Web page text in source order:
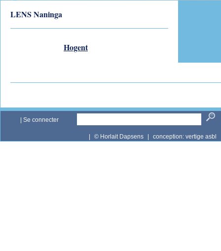
LENS Naninga
Hogent
Se connecter
© Horlait Dapsens conception: vertige asbl